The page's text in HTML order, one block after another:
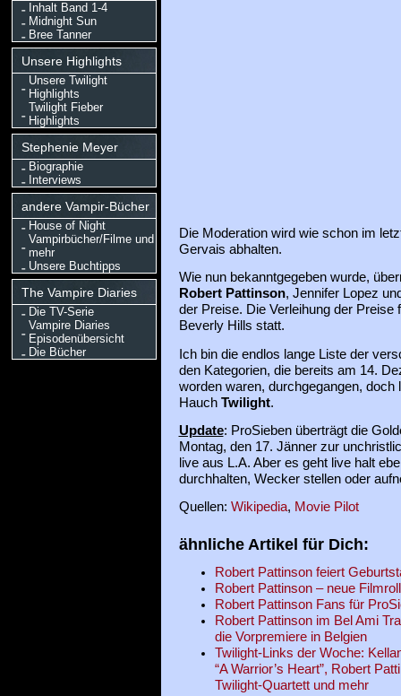
Inhalt Band 1-4
Midnight Sun
Bree Tanner
Unsere Highlights
Unsere Twilight
Highlights
Twilight Fieber
Highlights
Stephenie Meyer
Biographie
Interviews
andere Vampir-Bücher
House of Night
Vampirbücher/Filme und
mehr
Unsere Buchtipps
The Vampire Diaries
Die TV-Serie
Vampire Diaries
Episodenübersicht
Die Bücher
Die Moderation wird wie schon im
Gervais abhalten.
Wie nun bekanntgegeben wurde,
Robert Pattinson, Jennifer Lopez
der Preise. Die Verleihung der Preise
Beverly Hills statt.
Ich bin die endlos lange Liste der
den Kategorien, die bereits am 14.
worden waren, durchgegangen, doch
Hauch Twilight.
Update: ProSieben überträgt die
Montag, den 17. Jänner zur
live aus L.A. Aber es geht live halt
durchhalten, Wecker stellen oder
Quellen: Wikipedia, Movie Pilot
ähnliche Artikel für Dich:
Robert Pattinson feiert
Robert Pattinson – neue
Robert Pattinson Fans für
Robert Pattinson im Bel Ami
die Vorpremiere in Belgien
Twilight-Links der Woche:
“A Warrior’s Heart”, Robert
Twilight-Quartett und mehr